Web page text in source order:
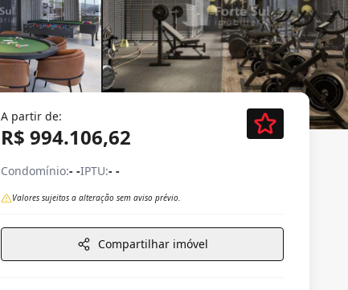
A partir de:
R$ 994.106,62
Condomínio:- -IPTU:- -
Valores sujeitos a alteração sem aviso prévio.
Compartilhar imóvel